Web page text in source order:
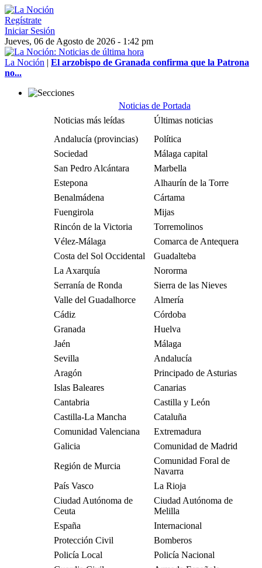
Regístrate
Iniciar Sesión
Jueves, 06 de Agosto de 2026 - 1:42 pm
La Noción | El arzobispo de Granada confirma que la Patrona
no...
Noticias de Portada
Noticias más leídas
Últimas noticias
Andalucía (provincias)
Política
Sociedad
Málaga capital
San Pedro Alcántara
Marbella
Estepona
Alhaurín de la Torre
Benalmádena
Cártama
Fuengirola
Mijas
Rincón de la Victoria
Torremolinos
Vélez-Málaga
Comarca de Antequera
Costa del Sol Occidental
Guadalteba
La Axarquía
Nororma
Serranía de Ronda
Sierra de las Nieves
Valle del Guadalhorce
Almería
Cádiz
Córdoba
Granada
Huelva
Jaén
Málaga
Sevilla
Andalucía
Aragón
Principado de Asturias
Islas Baleares
Canarias
Cantabria
Castilla y León
Castilla-La Mancha
Cataluña
Comunidad Valenciana
Extremadura
Galicia
Comunidad de Madrid
Región de Murcia
Comunidad Foral de
Navarra
País Vasco
La Rioja
Ciudad Autónoma de
Ceuta
Ciudad Autónoma de
Melilla
España
Internacional
Protección Civil
Bomberos
Policía Local
Policía Nacional